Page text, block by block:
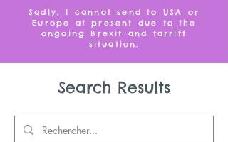
Sadly, I cannot send to USA or
Europe at present due to the
ongoing Brexit and tarriff
situation.
Search Results